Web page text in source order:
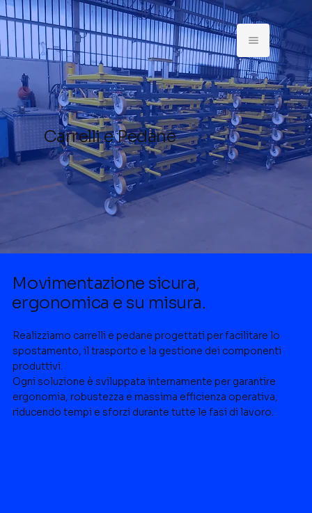
Carrelli e Pedane
Movimentazione sicura,
ergonomica e su misura.
Realizziamo carrelli e pedane progettati per facilitare lo
spostamento, il trasporto e la gestione dei componenti
produttivi.
Ogni soluzione è sviluppata internamente per garantire
ergonomia, robustezza e massima efficienza operativa,
riducendo tempi e sforzi durante tutte le fasi di lavoro.